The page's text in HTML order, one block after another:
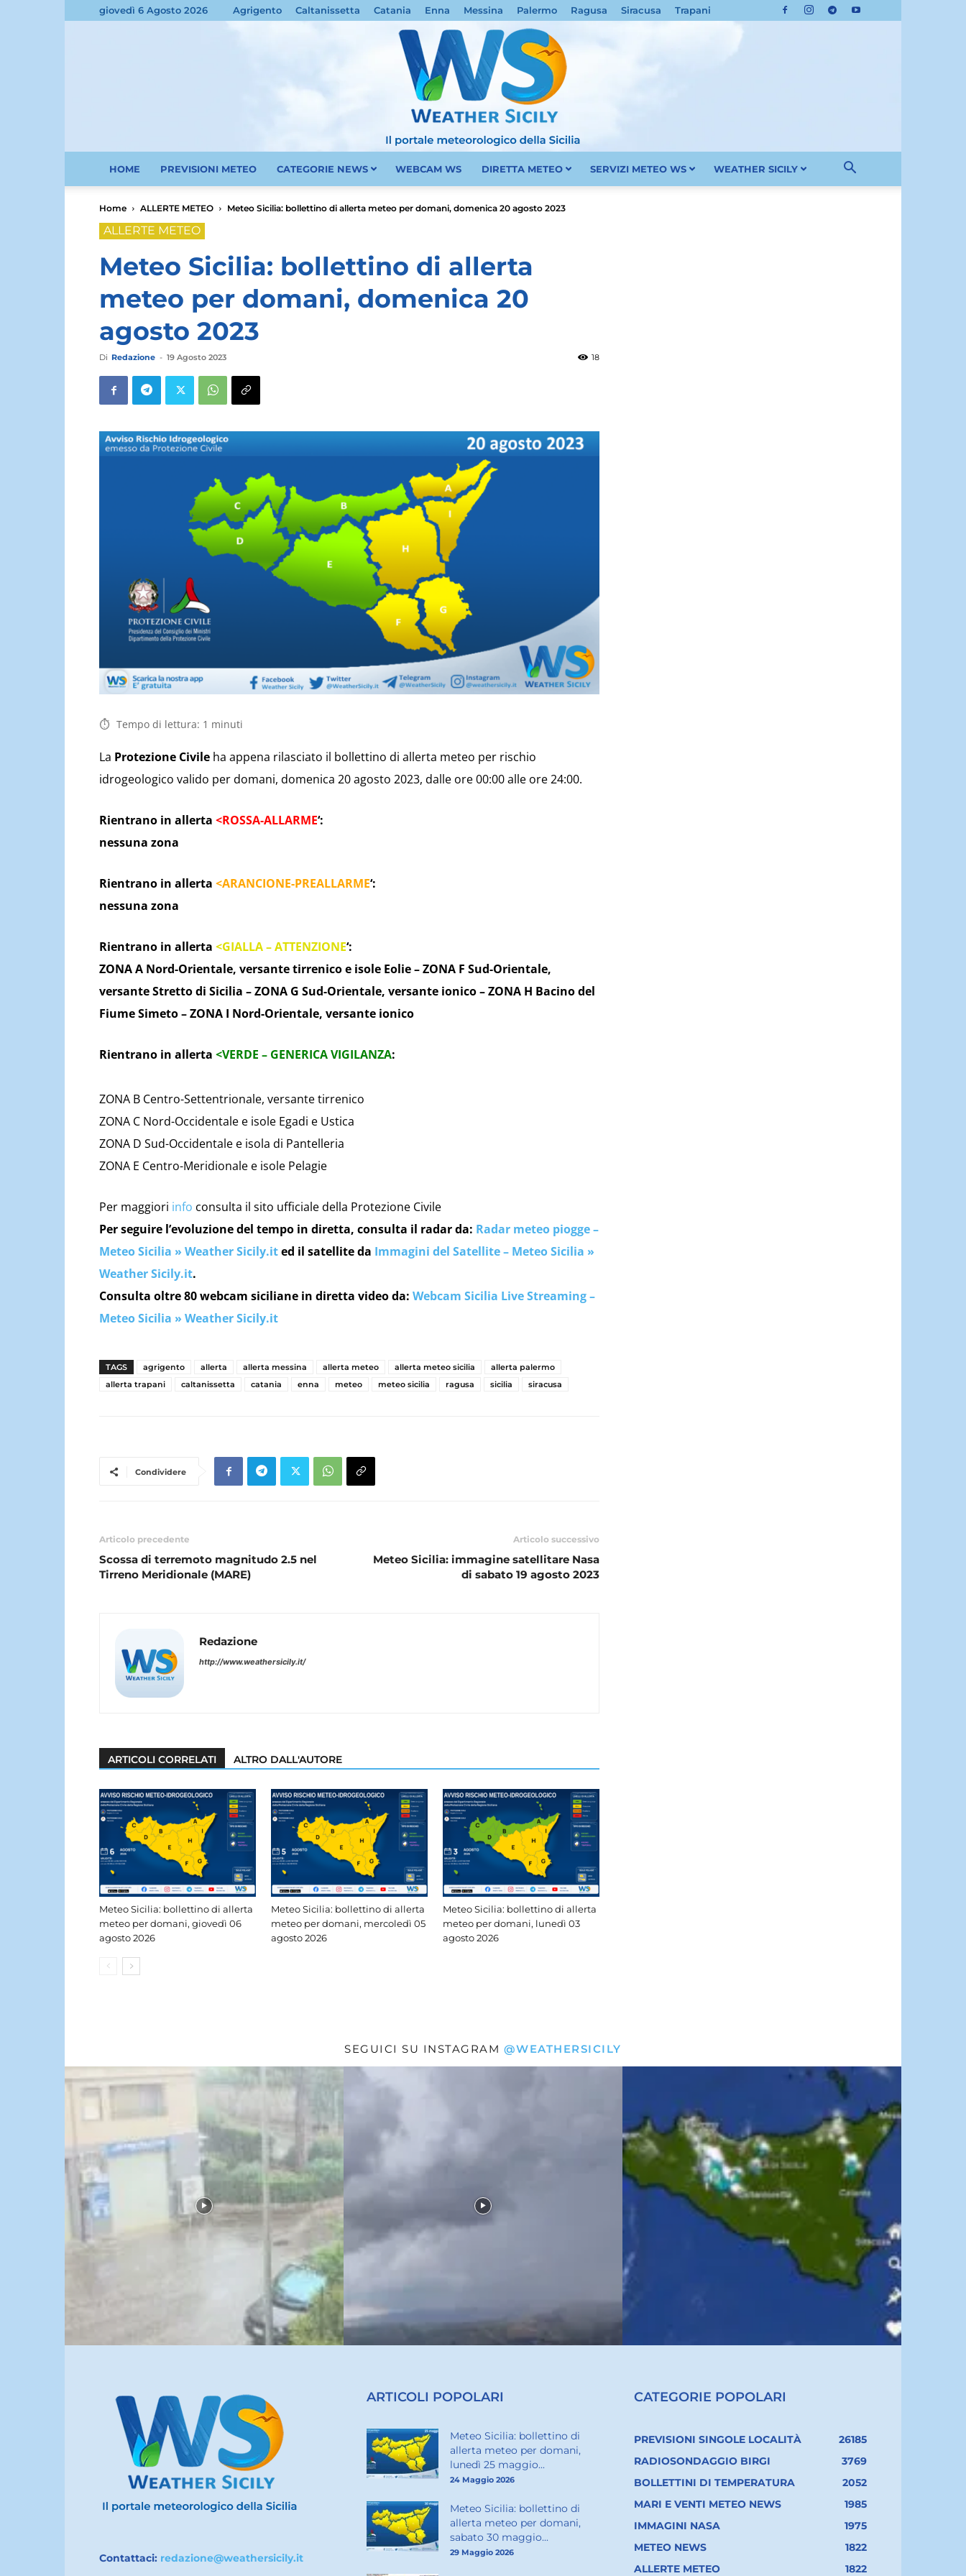
giovedì 6 Agosto 2026 Agrigento Caltanissetta Catania Enna Messina Palermo Ragusa Siracusa Trapani
Sicilia
Weather
HOME PREVISIONI METEO CATEGORIE NEWS WEBCAM WS DIRETTA METEO SERVIZI METEO WS WEATHER SICILY
Home ALLERTE METEO Meteo Sicilia: bollettino di allerta meteo per domani, domenica 20 agosto 2023
ALLERTE METEO
Meteo Sicilia: bollettino di allerta
meteo per domani, domenica 20
agosto 2023
Di Redazione - 19 Agosto 2023 18
Tempo di lettura: 1 minuti
La Protezione Civile ha appena rilasciato il bollettino di allerta meteo per rischio
idrogeologico valido per domani, domenica 20 agosto 2023, dalle ore 00:00 alle ore 24:00.
Rientrano in allerta <ROSSA-ALLARME‘:
nessuna zona
Rientrano in allerta <ARANCIONE-PREALLARME‘:
nessuna zona
Rientrano in allerta <GIALLA – ATTENZIONE‘:
ZONA A Nord-Orientale, versante tirrenico e isole Eolie – ZONA F Sud-Orientale,
versante Stretto di Sicilia – ZONA G Sud-Orientale, versante ionico – ZONA H Bacino del
Fiume Simeto – ZONA I Nord-Orientale, versante ionico
Rientrano in allerta <VERDE – GENERICA VIGILANZA:
ZONA B Centro-Settentrionale, versante tirrenico
ZONA C Nord-Occidentale e isole Egadi e Ustica
ZONA D Sud-Occidentale e isola di Pantelleria
ZONA E Centro-Meridionale e isole Pelagie
Per maggiori info consulta il sito ufficiale della Protezione Civile
Per seguire l’evoluzione del tempo in diretta, consulta il radar da: Radar meteo piogge –
Meteo Sicilia » Weather Sicily.ited il satellite da Immagini del Satellite – Meteo Sicilia »
Weather Sicily.it.
Consulta oltre 80 webcam siciliane in diretta video da: Webcam Sicilia Live Streaming –
Meteo Sicilia » Weather Sicily.it
TAGS agrigento allerta allerta messina allerta meteo allerta meteo sicilia
allerta palermo
allerta trapani
caltanissetta catania enna meteo meteo sicilia ragusa sicilia siracusa
Condividere
Articolo precedente
Scossa di terremoto magnitudo 2.5 nel
Tirreno Meridionale (MARE)
Articolo successivo
Meteo Sicilia: immagine satellitare Nasa
di sabato 19 agosto 2023
Redazione
http://www.weathersicily.it/
ARTICOLI CORRELATI ALTRO DALL'AUTORE
Meteo Sicilia: bollettino di allerta
meteo per domani, giovedì 06
agosto 2026
Meteo Sicilia: bollettino di allerta
meteo per domani, mercoledì 05
agosto 2026
Meteo Sicilia: bollettino di allerta
meteo per domani, lunedì 03
agosto 2026
SEGUICI SU INSTAGRAM @WEATHERSICILY
Contattaci: redazione@weathersicily.it
ARTICOLI POPOLARI
Meteo Sicilia: bollettino di
allerta meteo per domani,
lunedì 25 maggio...
24 Maggio 2026
Meteo Sicilia: bollettino di
allerta meteo per domani,
sabato 30 maggio...
29 Maggio 2026
CATEGORIE POPOLARI
PREVISIONI SINGOLE LOCALITÀ
26185
RADIOSONDAGGIO BIRGI
3769
BOLLETTINI DI TEMPERATURA
2052
MARI E VENTI METEO NEWS
1985
IMMAGINI NASA
1975
METEO NEWS
1822
ALLERTE METEO
1822